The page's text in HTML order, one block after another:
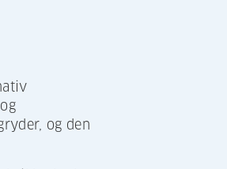
og den